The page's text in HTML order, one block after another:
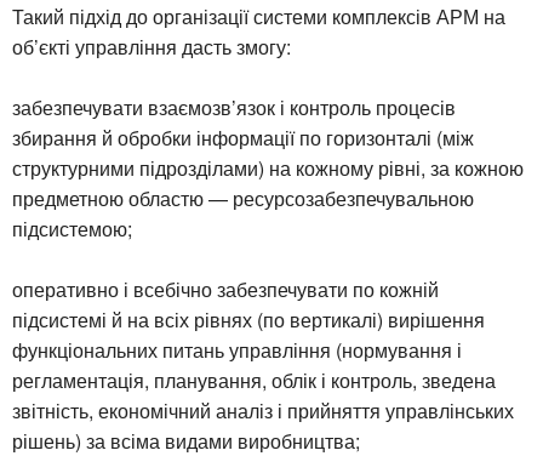
Такий підхід до організації системи комплексів АРМ на
об’єкті управління дасть змогу:
забезпечувати взаємозв’язок і контроль процесів
збирання й обробки інформації по горизонталі (між
структурними підрозділами) на кожному рівні, за кожною
предметною областю — ресурсозабезпечувальною
підсистемою;
оперативно і всебічно забезпечувати по кожній
підсистемі й на всіх рівнях (по вертикалі) вирішення
функціональних питань управління (нормування і
регламентація, планування, облік і контроль, зведена
звітність, економічний аналіз і прийняття управлінських
рішень) за всіма видами виробництва;